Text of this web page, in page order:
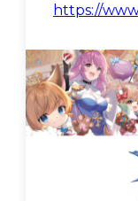
https://